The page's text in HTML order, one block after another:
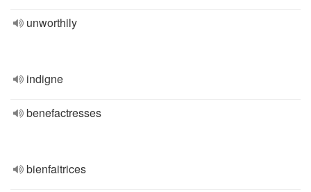
unworthily
indigne
benefactresses
bienfaitrices